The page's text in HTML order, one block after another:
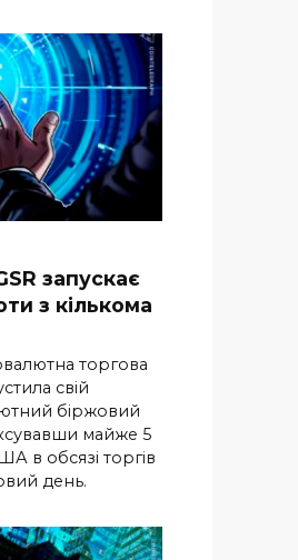
запускає
з кількома
торгова
свій
біржовий
майже 5
в обсязі торгів
день.